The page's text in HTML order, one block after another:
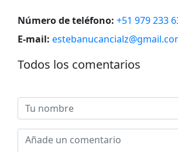
Número de teléfono: +51 979 233
E-mail:
Todos los comentarios